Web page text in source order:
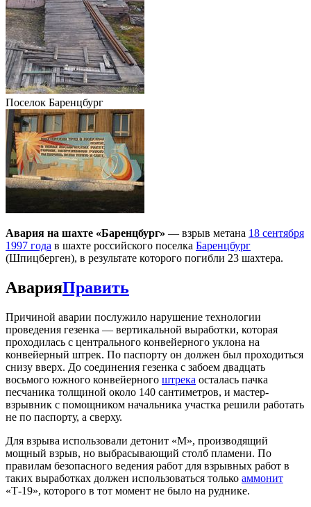
Поселок Баренцбург
Авария на шахте «Баренцбург» — взрыв метана 18 сентября
1997 года в шахте российского поселка Баренцбург
(Шпицберген), в результате которого погибли 23 шахтера.
АварияПравить
Причиной аварии послужило нарушение технологии
проведения гезенка — вертикальной выработки, которая
проходилась с центрального конвейерного уклона на
конвейерный штрек. По паспорту он должен был проходиться
снизу вверх. До соединения гезенка с забоем двадцать
восьмого южного конвейерного штрека осталась пачка
песчаника толщиной около 140 сантиметров, и мастер-
взрывник с помощником начальника участка решили работать
не по паспорту, а сверху.
Для взрыва использовали детонит «М», производящий
мощный взрыв, но выбрасывающий столб пламени. По
правилам безопасного ведения работ для взрывных работ в
таких выработках должен использоваться только аммонит
«Т-19», которого в тот момент не было на руднике.